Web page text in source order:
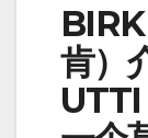
肯）
UTTI